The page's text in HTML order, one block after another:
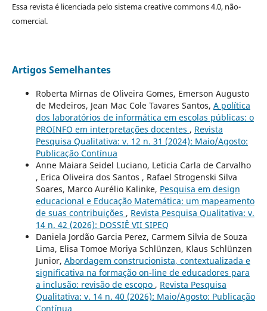
Essa revista é licenciada pelo sistema creative commons 4.0, não-
comercial.
Artigos Semelhantes
Roberta Mirnas de Oliveira Gomes, Emerson Augusto
de Medeiros, Jean Mac Cole Tavares Santos, A política
dos laboratórios de informática em escolas públicas: o
PROINFO em interpretações docentes , Revista
Pesquisa Qualitativa: v. 12 n. 31 (2024): Maio/Agosto:
Publicação Contínua
Anne Maiara Seidel Luciano, Leticia Carla de Carvalho
, Erica Oliveira dos Santos , Rafael Strogenski Silva
Soares, Marco Aurélio Kalinke, Pesquisa em design
educacional e Educação Matemática: um mapeamento
de suas contribuições , Revista Pesquisa Qualitativa: v.
14 n. 42 (2026): DOSSIÊ VII SIPEQ
Daniela Jordão Garcia Perez, Carmem Silvia de Souza
Lima, Elisa Tomoe Moriya Schlünzen, Klaus Schlünzen
Junior, Abordagem construcionista, contextualizada e
significativa na formação on-line de educadores para
a inclusão: revisão de escopo , Revista Pesquisa
Qualitativa: v. 14 n. 40 (2026): Maio/Agosto: Publicação
Contínua